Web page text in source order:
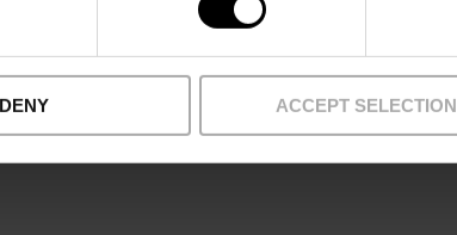
DENY ACCEPT SELECTION